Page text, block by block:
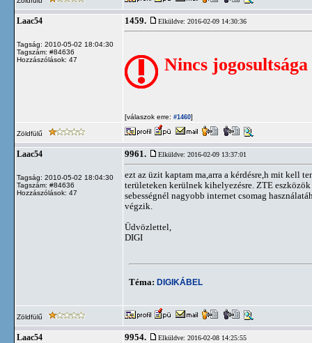
Laac54
Tagság: 2010-05-02 18:04:30
Tagszám: #84636
Hozzászólások: 47
1459. Elküldve: 2016-02-09 14:30:36
Nincs
[válaszok erre: #1460]
Zöldfülű
Laac54
Tagság: 2010-05-02 18:04:30
Tagszám: #84636
Hozzászólások: 47
9961. Elküldve: 2016-02-09 13:37:01
ezt az üzit kaptam ma,arra a kérdésre,h mit kell
területeken kerülnek kihelyezésre. ZTE
sebességnél nagyobb internet csomag
végzik.
Üdvözlettel,
DIGI
Téma: DIGIKÁBEL
Zöldfülű
Laac54 9954. Elküldve: 2016-02-08 14:25:55